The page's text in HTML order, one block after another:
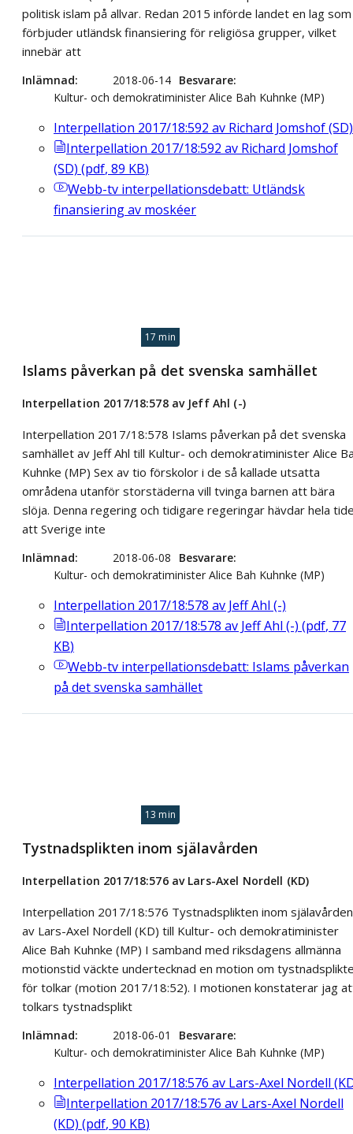
politisk islam på allvar. Redan 2015 införde landet en lag som
förbjuder utländsk finansiering för religiösa grupper, vilket
innebär att
Inlämnad 2018-06-14 Besvarare
Kultur- och demokratiminister Alice Bah Kuhnke (MP)
Interpellation 2017/18:592 av Richard Jomshof (SD)
Interpellation 2017/18:592 av Richard Jomshof
(SD) (pdf, 89 KB)
Webb-tv interpellationsdebatt: Utländsk
finansiering av moskéer
17 min
Islams påverkan på det svenska samhället
Interpellation 2017/18:578 av Jeff Ahl (-)
Interpellation 2017/18:578 Islams påverkan på det svenska
samhället av Jeff Ahl till Kultur- och demokratiminister Alice
Kuhnke (MP) Sex av tio förskolor i de så kallade utsatta
områdena utanför storstäderna vill tvinga barnen att bära
slöja. Denna regering och tidigare regeringar hävdar hela
att Sverige inte
Inlämnad 2018-06-08
Besvarare
Kultur- och demokratiminister Alice Bah Kuhnke (MP)
Interpellation 2017/18:578 av Jeff Ahl (-)
Interpellation 2017/18:578 av Jeff Ahl (-) (pdf, 77
KB)
Webb-tv interpellationsdebatt: Islams påverkan
på det svenska samhället
13 min
Tystnadsplikten inom själavården
Interpellation 2017/18:576 av Lars-Axel Nordell (KD)
Interpellation 2017/18:576 Tystnadsplikten inom själavården
av Lars-Axel Nordell (KD) till Kultur- och demokratiminister
Alice Bah Kuhnke (MP) I samband med riksdagens allmänna
motionstid väckte undertecknad en motion om
för tolkar (motion 2017/18:52). I motionen konstaterar jag
tolkars tystnadsplikt
Inlämnad 2018-06-01
Besvarare
Kultur- och demokratiminister Alice Bah Kuhnke (MP)
Interpellation 2017/18:576 av Lars-Axel Nordell
Interpellation 2017/18:576 av Lars-Axel Nordell
(KD) (pdf, 90 KB)